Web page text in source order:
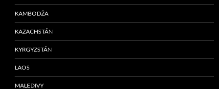
KAMBODŽA
KAZACHSTÁN
KYRGYZSTÁN
LAOS
MALEDIVY